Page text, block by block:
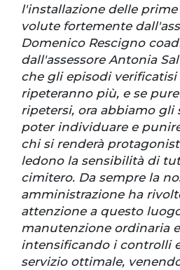
l'installazione delle prime
volute fortemente
Domenico Rescigno
dall'assessore Antonia
che gli episodi
ripeteranno più, e se
ripetersi, ora abbiamo
poter individuare e
chi si renderà
ledono la sensibilità di
cimitero. Da sempre la
amministrazione ha
attenzione a questo
manutenzione ordinaria
intensificando i controlli
servizio ottimale,